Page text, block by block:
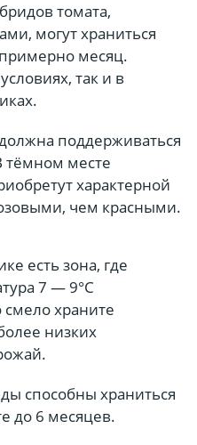
томата,
могут храниться
месяц.
так и в
поддерживаться
тёмном месте
характерной
чем красными.
есть зона, где
7 — 9°С
храните
низких
способны храниться
до 6 месяцев.